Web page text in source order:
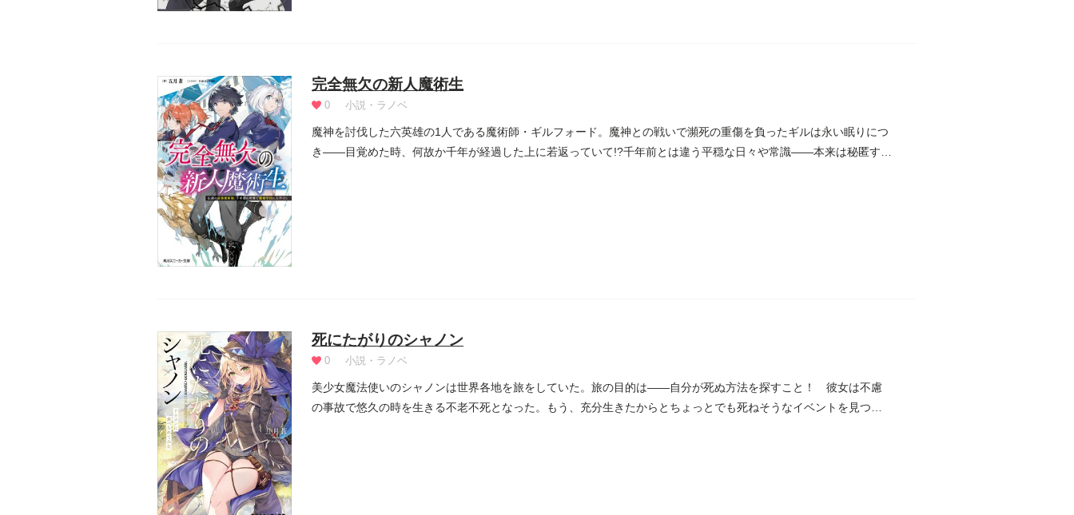
完全無欠の新人魔術生
0 小説・ラノベ
魔神を討伐した六英雄の1人である魔術師・ギルフォード。魔神との戦いで瀕死の重傷を負ったギルは永い眠りにつ
き――目覚めた時、何故か千年が経過した上に若返っていて!?千年前とは違う平穏な日々や常識――本来は秘匿する
死にたがりのシャノン
0 小説・ラノベ
美少女魔法使いのシャノンは世界各地を旅をしていた。旅の目的は――自分が死ぬ方法を探すこと！ 彼女は不慮
の事故で悠久の時を生きる不老不死となった。もう、充分生きたからとちょっとでも死ねそうなイベントを見つけ